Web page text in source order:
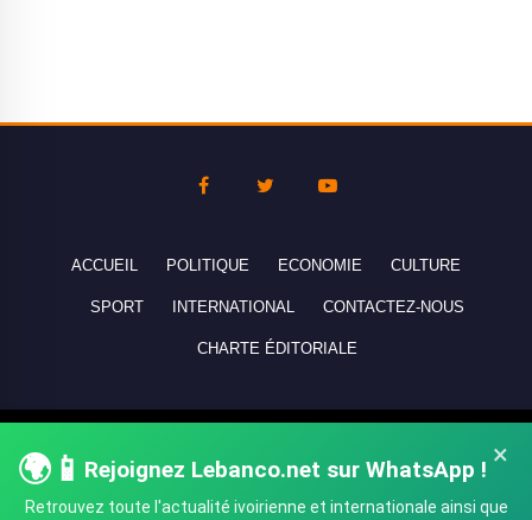
×
🌍📱 Rejoignez Lebanco.net sur WhatsApp !
Retrouvez toute l'actualité ivoirienne et internationale ainsi que
ACCUEIL POLITIQUE ECONOMIE CULTURE
SPORT INTERNATIONAL CONTACTEZ-NOUS
CHARTE ÉDITORIALE
réservés - All rights reserved.